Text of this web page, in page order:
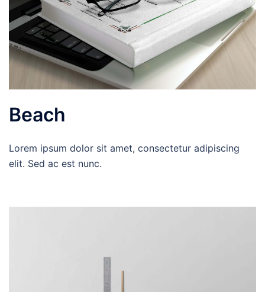
Beach
Lorem ipsum dolor sit amet, consectetur adipiscing
elit. Sed ac est nunc.